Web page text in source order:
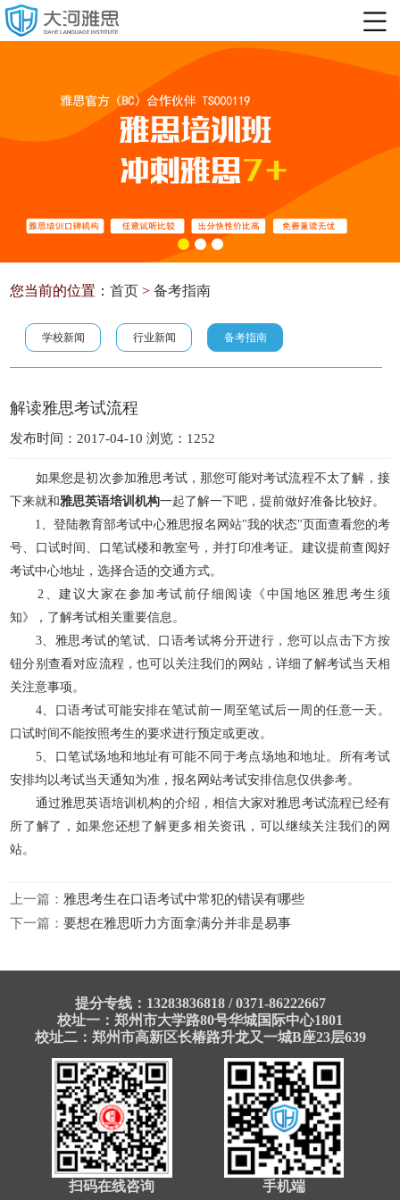
您当前的位置：首页 >备考指南
学校新闻 行业新闻 备考指南
解读雅思考试流程
发布时间：2017-04-10 浏览：1252
如果您是初次参加雅思考试，那您可能对考试流程不太了解，接
下来就和雅思英语培训机构一起了解一下吧，提前做好准备比较好。
1、登陆教育部考试中心雅思报名网站"我的状态"页面查看您的考
号、口试时间、口笔试楼和教室号，并打印准考证。建议提前查阅好
考试中心地址，选择合适的交通方式。
2、建议大家在参加考试前仔细阅读《中国地区雅思考生须
知》，了解考试相关重要信息。
3、雅思考试的笔试、口语考试将分开进行，您可以点击下方按
钮分别查看对应流程，也可以关注我们的网站，详细了解考试当天相
关注意事项。
4、口语考试可能安排在笔试前一周至笔试后一周的任意一天。
口试时间不能按照考生的要求进行预定或更改。
5、口笔试场地和地址有可能不同于考点场地和地址。所有考试
安排均以考试当天通知为准，报名网站考试安排信息仅供参考。
通过雅思英语培训机构的介绍，相信大家对雅思考试流程已经有
所了解了，如果您还想了解更多相关资讯，可以继续关注我们的网
站。
上一篇： 雅思考生在口语考试中常犯的错误有哪些
下一篇：要想在雅思听力方面拿满分并非是易事
提分专线：13283836818 / 0371-86222667
校址一：郑州市大学路80号华城国际中心1801
校址二：郑州市高新区长椿路升龙又一城B座23层639
扫码在线咨询 手机端